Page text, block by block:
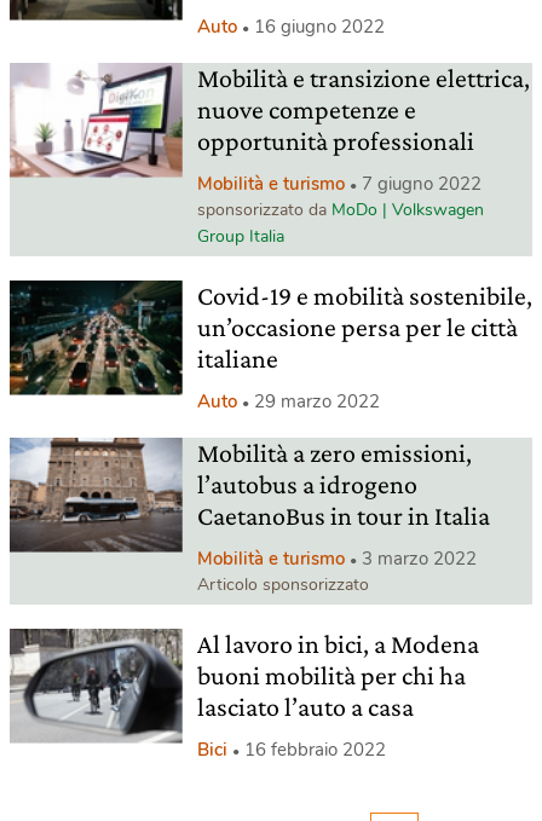
Auto 16 giugno 2022
Mobilità e transizione elettrica,
nuove competenze e
opportunità professionali
Mobilità e turismo 7 giugno 2022
sponsorizzato da MoDo | Volkswagen
Group Italia
Covid-19 e mobilità sostenibile,
un’occasione persa per le città
italiane
Auto 29 marzo 2022
Mobilità a zero emissioni,
l’autobus a idrogeno
CaetanoBus in tour in Italia
Mobilità e turismo 3 marzo 2022
Articolo sponsorizzato
Al lavoro in bici, a Modena
buoni mobilità per chi ha
lasciato l’auto a casa
Bici 16 febbraio 2022